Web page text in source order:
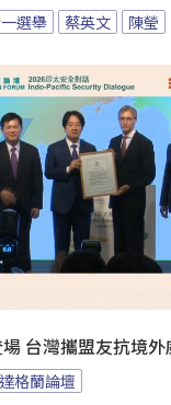
選舉 蔡英文 陳瑩
台灣攜盟友抗境外
格蘭論壇